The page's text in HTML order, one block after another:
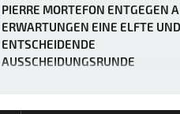
PIERRE MORTEFON ENTGEGEN
ERWARTUNGEN EINE ELFTE UND
ENTSCHEIDENDE
AUSSCHEIDUNGSRUNDE